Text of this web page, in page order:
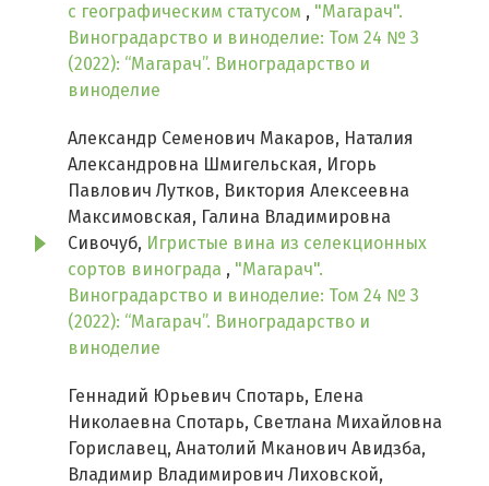
с географическим статусом , "Магарач".
Виноградарство и виноделие: Том 24 № 3
(2022): “Магарач”. Виноградарство и
виноделие
Александр Семенович Макаров, Наталия
Александровна Шмигельская, Игорь
Павлович Лутков, Виктория Алексеевна
Максимовская, Галина Владимировна
Сивочуб, Игристые вина из селекционных
сортов винограда , "Магарач".
Виноградарство и виноделие: Том 24 № 3
(2022): “Магарач”. Виноградарство и
виноделие
Геннадий Юрьевич Спотарь, Елена
Николаевна Спотарь, Светлана Михайловна
Гориславец, Анатолий Мканович Авидзба,
Владимир Владимирович Лиховской,